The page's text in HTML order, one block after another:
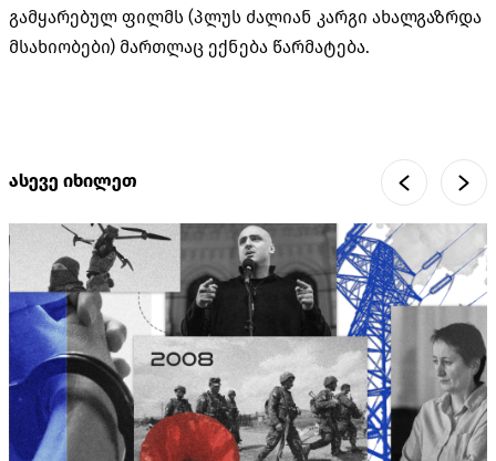
გამყარებულ ფილმს (პლუს ძალიან კარგი ახალგაზრდა
მსახიობები) მართლაც ექნება წარმატება.
ასევე იხილეთ